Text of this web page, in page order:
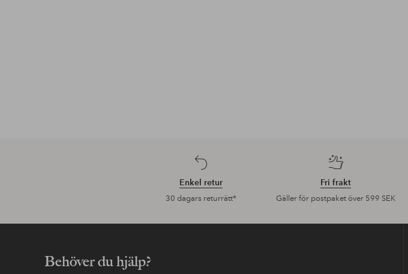
Enkel retur
30 dagars returrätt*
Fri frakt
Gäller för postpaket över 599 SEK
Behöver du hjälp?